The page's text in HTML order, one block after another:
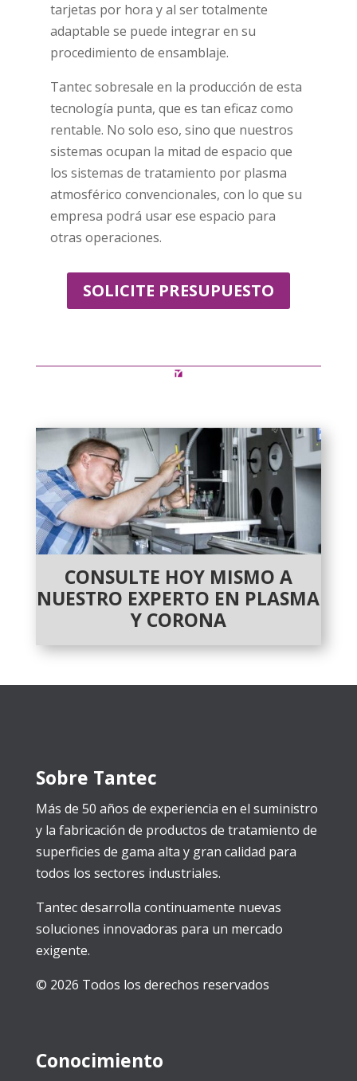
tarjetas por hora y al ser totalmente
adaptable se puede integrar en su
procedimiento de ensamblaje.
Tantec sobresale en la producción de esta
tecnología punta, que es tan eficaz como
rentable. No solo eso, sino que nuestros
sistemas ocupan la mitad de espacio que
los sistemas de tratamiento por plasma
atmosférico convencionales, con lo que su
empresa podrá usar ese espacio para
otras operaciones.
SOLICITE PRESUPUESTO
CONSULTE HOY MISMO A
NUESTRO EXPERTO EN PLASMA
Y CORONA
Sobre Tantec
Más de 50 años de experiencia en el suministro
y la fabricación de productos de tratamiento de
superficies de gama alta y gran calidad para
todos los sectores industriales.
Tantec desarrolla continuamente nuevas
soluciones innovadoras para un mercado
exigente.
© 2026 Todos los derechos reservados
Conocimiento